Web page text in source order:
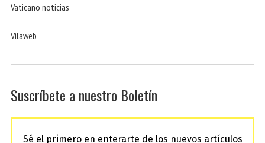
Vaticano noticias
Vilaweb
Suscríbete a nuestro Boletín
Sé el primero en enterarte de los nuevos artículos